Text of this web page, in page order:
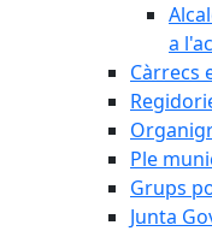
a
Càrrecs
Ple
Grups
Junta